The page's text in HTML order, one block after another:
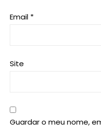
Email *
Site
Guardar o meu nome,